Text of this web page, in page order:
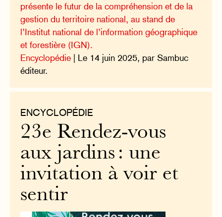
présente le futur de la compréhension et de la
gestion du territoire national, au stand de
l’Institut national de l’information géographique
et forestière (IGN).
Encyclopédie | Le 14 juin 2025, par Sambuc
éditeur.
ENCYCLOPÉDIE
23e Rendez-vous
aux jardins : une
invitation à voir et
sentir